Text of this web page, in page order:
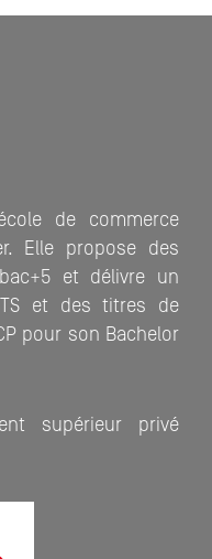
de commerce
Elle propose des
et délivre un
et des titres de
pour son Bachelor
supérieur privé